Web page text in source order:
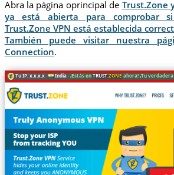
Abra la página oprincipal de Trust.Zone
ya está abierta para comprobar
Trust.Zone VPN está establecida
También puede visitar nuestra
Connection.
Tu IP: x.x.x.x · India ·¡Estás enTRUST.ZONE ahora! ¡Tu